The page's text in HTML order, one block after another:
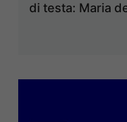
di testa: Maria